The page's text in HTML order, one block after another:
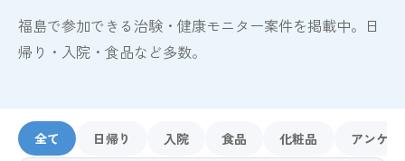
福島で参加できる治験・健康モニター案件を掲載中。日
帰り・入院・食品など多数。
全て 日帰り 入院 食品 化粧品 アンケー